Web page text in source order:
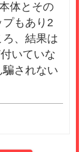
体とその
もあり2
、結果は
いていな
されない